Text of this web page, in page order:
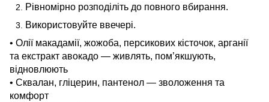
Рівномірно розподіліть до повного вбирання.
Використовуйте ввечері.
• Олії макадамії, жожоба, персикових кісточок, арганії
та екстракт авокадо — живлять, пом’якшують,
відновлюють
• Сквалан, гліцерин, пантенол — зволоження та
комфорт